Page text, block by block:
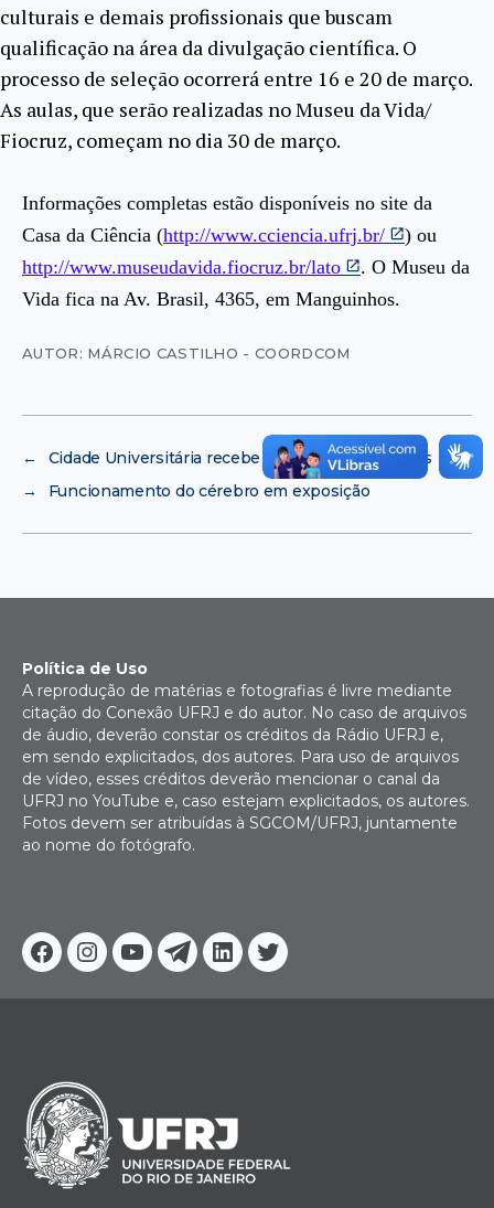
culturais e demais profissionais que buscam
qualificação na área da divulgação científica. O
processo de seleção ocorrerá entre 16 e 20 de março.
As aulas, que serão realizadas no Museu da Vida/
Fiocruz, começam no dia 30 de março.
Informações completas estão disponíveis no site da
Casa da Ciência (http://www.cciencia.ufrj.br/
) ou
http://www.museudavida.fiocruz.br/lato
. O Museu da
Vida fica na Av. Brasil, 4365, em Manguinhos.
AUTOR: MÁRCIO CASTILHO - COORDCOM
←
Cidade Universitária recebe duas novas empresas
→
Funcionamento do cérebro em exposição
Facebook
Instagram
YoutubeTelegram
Linkedin
Twitter
Política de Uso
A reprodução de matérias e fotografias é livre mediante
citação do Conexão UFRJ e do autor. No caso de arquivos
de áudio, deverão constar os créditos da Rádio UFRJ e,
em sendo explicitados, dos autores. Para uso de arquivos
de vídeo, esses créditos deverão mencionar o canal da
UFRJ no YouTube e, caso estejam explicitados, os autores.
Fotos devem ser atribuídas à SGCOM/UFRJ, juntamente
ao nome do fotógrafo.